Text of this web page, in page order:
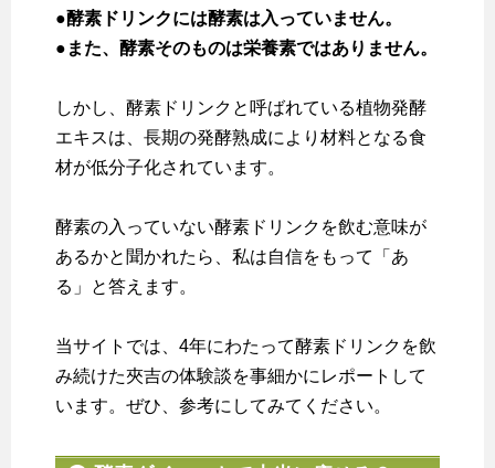
●酵素ドリンクには酵素は入っていません。
●また、酵素そのものは栄養素ではありません。
しかし、酵素ドリンクと呼ばれている植物発酵
エキスは、長期の発酵熟成により材料となる食
材が低分子化されています。
酵素の入っていない酵素ドリンクを飲む意味が
あるかと聞かれたら、私は自信をもって「あ
る」と答えます。
当サイトでは、4年にわたって酵素ドリンクを飲
み続けた夾吉の体験談を事細かにレポートして
います。ぜひ、参考にしてみてください。